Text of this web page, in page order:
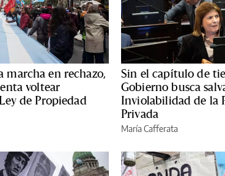
marcha en rechazo,
voltear
de Propiedad
Sin el capítulo de
Gobierno busca
Inviolabilidad de la
Privada
María Cafferata